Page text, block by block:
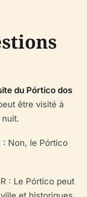
du Pórtico dos
être visité à
: Non, le Pórtico
R : Le Pórtico peut